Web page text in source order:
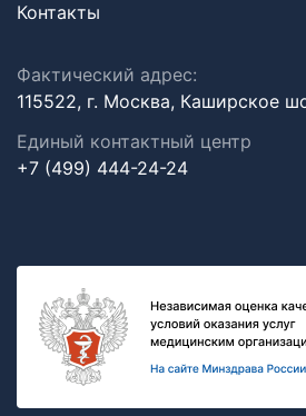
Контакты
Фактический адрес:
115522, г. Москва, Каширское
Единый контактный центр
+7 (499) 444-24-24